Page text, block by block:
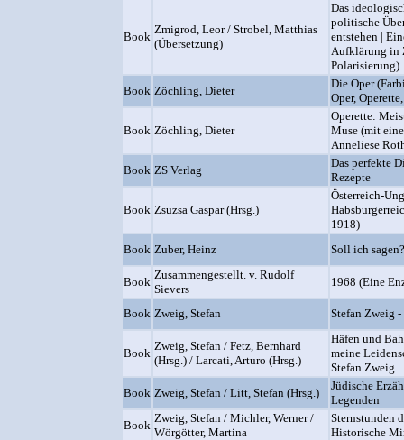
Book
Zmigrod, Leor / Strobel, Matthias
(Übersetzung)
Das
politische
entstehen |
Aufklärung in
Polarisierung)
Book Zöchling, Dieter
Die Oper
Oper,
Book Zöchling, Dieter
Operette:
Muse (mit
Anneliese
Book ZS Verlag
Das perfekte
Rezepte
Book Zsuzsa Gaspar (Hrsg.)
Österreich-
1918)
Book Zuber, Heinz Soll ich
Book
Zusammengestellt. v. Rudolf
Sievers
1968 (Eine
Book Zweig, Stefan Stefan Zweig -
Book
Zweig, Stefan / Fetz, Bernhard
(Hrsg.) / Larcati, Arturo (Hrsg.)
Häfen und
meine
Stefan Zweig
Book Zweig, Stefan / Litt, Stefan (Hrsg.)
Jüdische
Legenden
Book
Zweig, Stefan / Michler, Werner /
Wörgötter, Martina
Sternstunden
Historische